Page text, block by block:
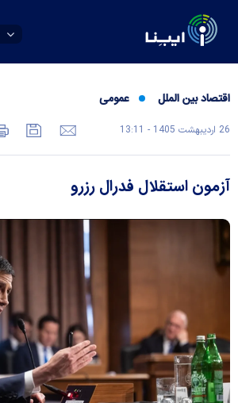
اقتصاد بین الملل عمومی
26 ارديبهشت 1405 - 13:11
آزمون استقلال فدرال رزرو